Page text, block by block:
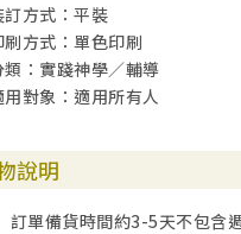
訂方式：平裝
刷方式：單色印刷
類：實踐神學／輔導
用對象：適用所有人
說明
訂單備貨時間約3-5天不包含